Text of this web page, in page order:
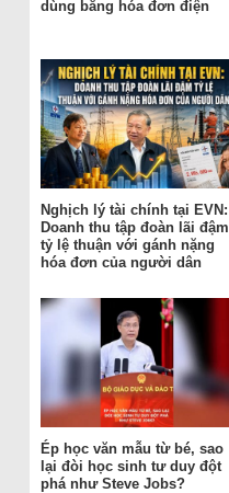
dùng bằng hóa đơn điện
Nghịch lý tài chính tại EVN:
Doanh thu tập đoàn lãi đậm
tỷ lệ thuận với gánh nặng
hóa đơn của người dân
Ép học văn mẫu từ bé, sao
lại đòi học sinh tư duy đột
phá như Steve Jobs?